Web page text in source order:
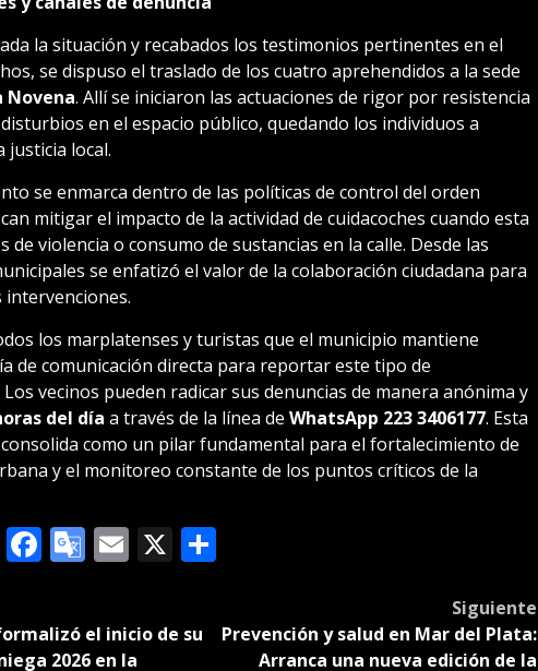
la situación y recabados los testimonios pertinentes en el
se dispuso el traslado de los cuatro aprehendidos a la sede
Novena. Allí se iniciaron las actuaciones de rigor por resistencia
en el espacio público, quedando los individuos a
justicia local.
se enmarca dentro de las políticas de control del orden
mitigar el impacto de la actividad de cuidacoches cuando esta
de violencia o consumo de sustancias en la calle. Desde las
se enfatizó el valor de la colaboración ciudadana para
intervenciones.
los marplatenses y turistas que el municipio mantiene
de comunicación directa para reportar este tipo de
vecinos pueden radicar sus denuncias de manera anónima y
del día a través de la línea de WhatsApp 223 3406177. Esta
como un pilar fundamental para el fortalecimiento de
y el monitoreo constante de los puntos críticos de la
Facebook
Google
Email
X Compartir
el inicio de su
2026 en la
Siguiente
Prevención y salud en Mar del Plata:
Arranca una nueva edición de la